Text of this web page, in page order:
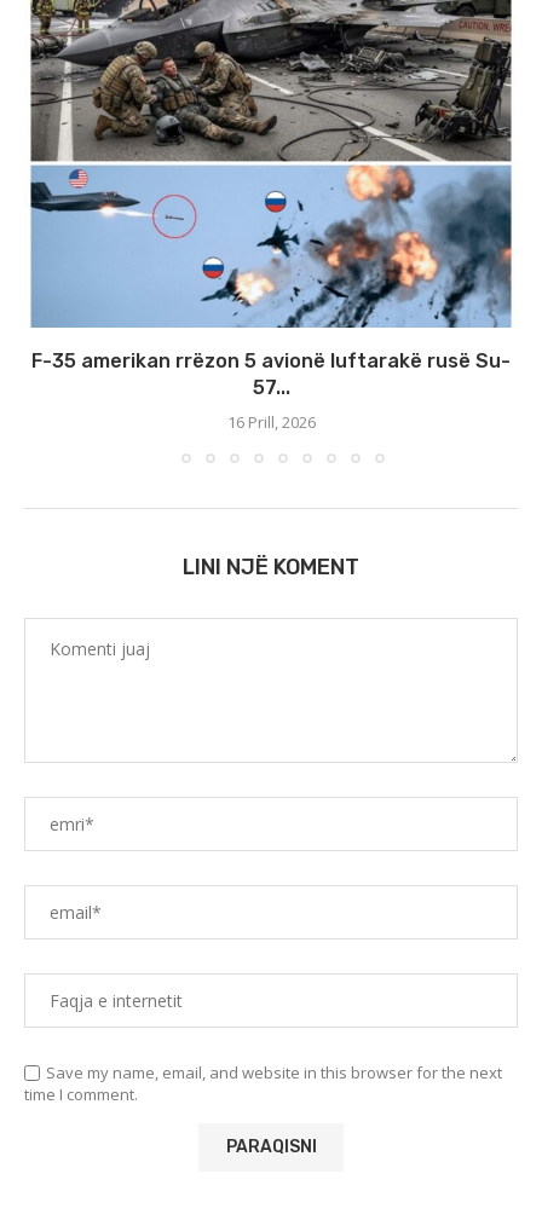
F-35 amerikan rrëzon 5 avionë luftarakë rusë Su-
57...
16 Prill, 2026
LINI NJË KOMENT
Save my name, email, and website in this browser for the next
time I comment.